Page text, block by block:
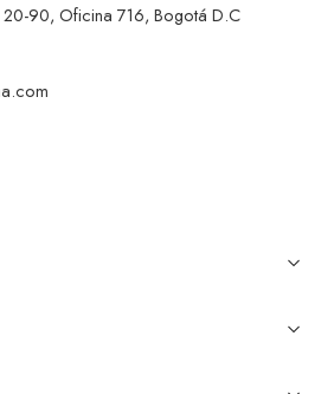
90, Oficina 716, Bogotá D.C